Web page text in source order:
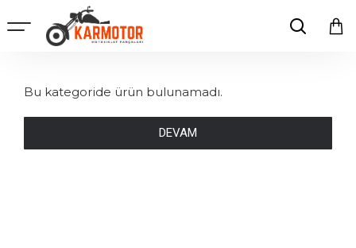
Bu kategoride ürün bulunamadı.
DEVAM